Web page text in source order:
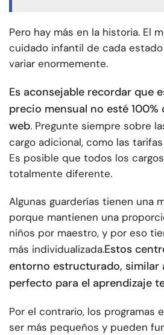
Pero hay más en la historia. El
cuidado infantil de cada
variar enormemente.
Es aconsejable recordar que
precio mensual no esté 100%
web. Pregunte siempre sobre
cargo adicional, como las
Es posible que todos los
totalmente diferente.
Algunas guarderías tienen una
porque mantienen una
niños por maestro, y por eso
más individualizada.Estos
entorno estructurado, similar
perfecto para el aprendizaje
Por el contrario, los programas
ser más pequeños y pueden